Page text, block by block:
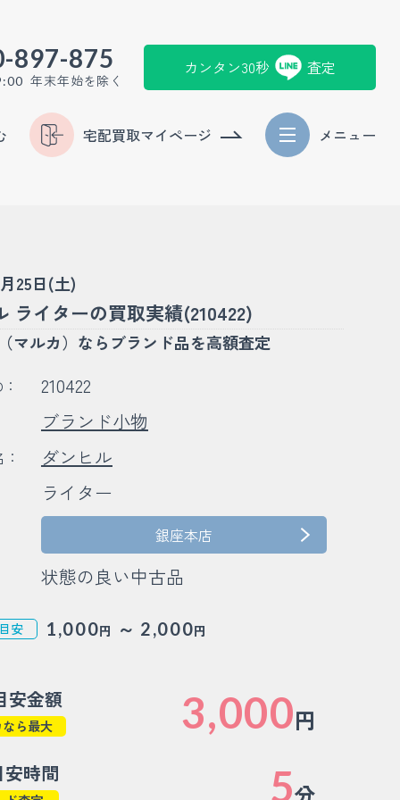
897-875
年末年始を除く
カンタン30秒 査定
宅配買取マイページ メニュー
25日(土)
ライターの買取実績(210422)
マルカ）ならブランド品を高額査定
210422
ブランド小物
ダンヒル
ライター
銀座本店
状態の良い中古品
安 1,000円 ～ 2,000円
安金額
ら最大 3,000円
時間 5分